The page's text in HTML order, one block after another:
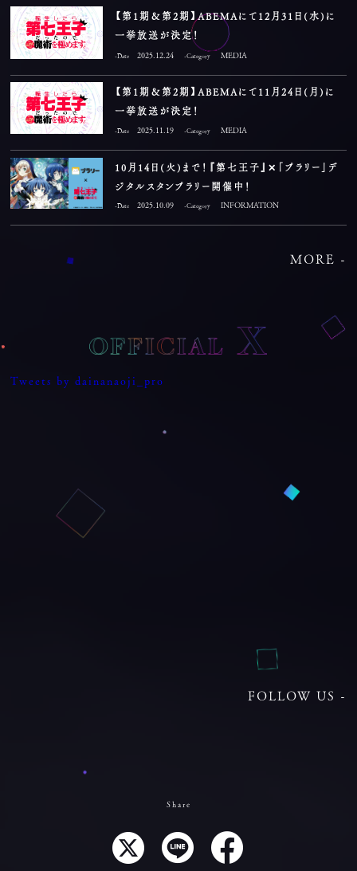
【第1期＆第2期】ABEMAにて12月31日(水)に
一挙放送が決定！
-Date 2025.12.24 -Category MEDIA
【第1期＆第2期】ABEMAにて11月24日(月)に
一挙放送が決定！
-Date 2025.11.19 -Category MEDIA
10月14日(火)まで！『第七王子』✕「プラリー」デ
ジタルスタンプラリー開催中！
-Date 2025.10.09 -Category INFORMATION
MORE -
Tweets by dainanaoji_pro
FOLLOW US -
Share